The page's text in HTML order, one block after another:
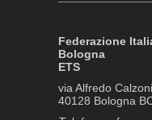
Federazione
Bologna
ETS
via Alfredo
40128 Bologna